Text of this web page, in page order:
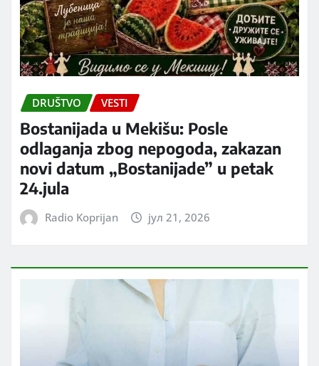
DRUŠTVO VESTI
Bostanijada u Mekišu: Posle
odlaganja zbog nepogoda, zakazan
novi datum „Bostanijade” u petak
24.jula
Radio Koprijan јул 21, 2026